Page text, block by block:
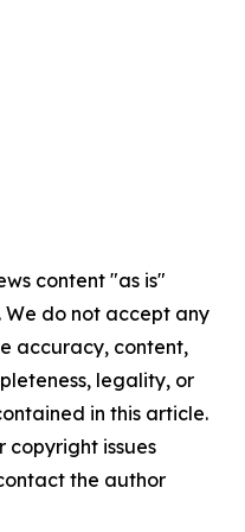
content "as is"
do not accept any
accuracy, content,
legality, or
in this article.
copyright issues
the author